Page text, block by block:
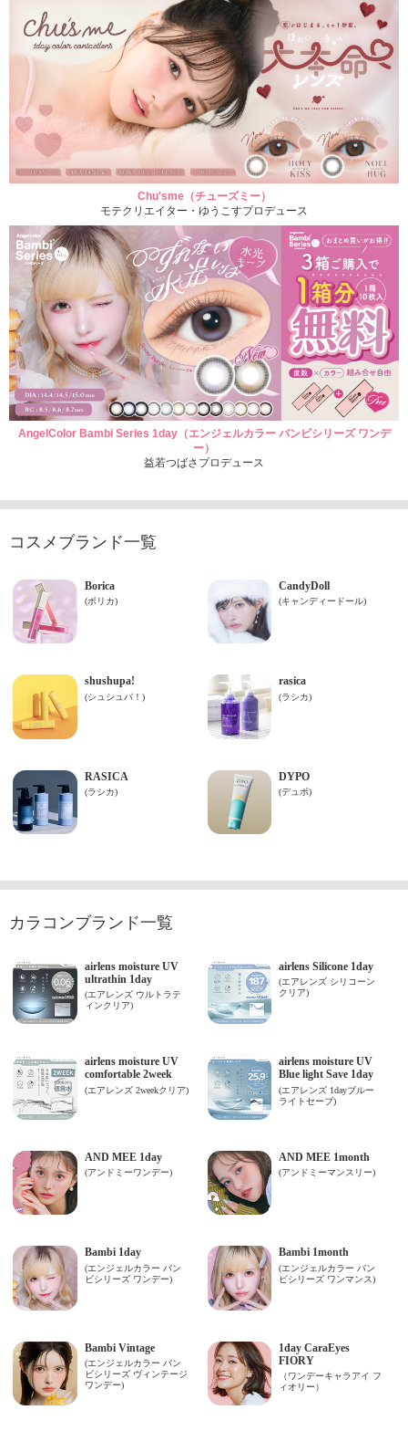
Chu'sme（チューズミー）
モテクリエイター・ゆうこすプロデュース
AngelColor Bambi Series 1day（エンジェルカラー バンビシリーズ ワンデ
ー）
益若つばさプロデュース
コスメブランド一覧
カラコンブランド一覧